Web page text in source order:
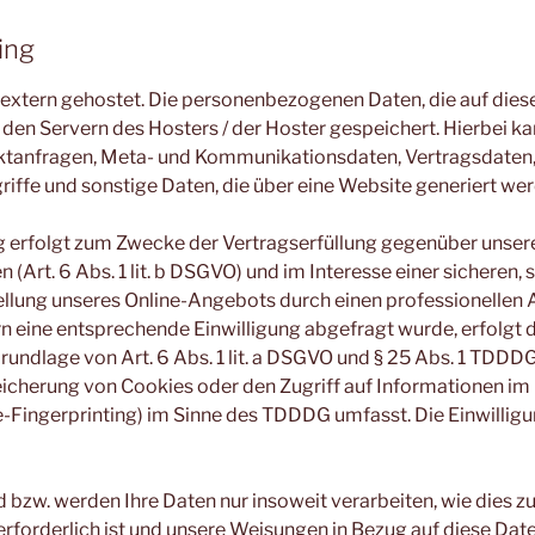
gehostet. Die personenbezogenen Daten, die auf
Servern des Hosters / der Hoster gespeichert. Hierbei
Meta- und Kommunikationsdaten,
und sonstige Daten, die über eine Website generiert
erfolgt zum Zwecke der Vertragserfüllung gegenüber
(Art. 6 Abs. 1 lit. b DSGVO) und im Interesse einer sicheren,
unseres Online-Angebots durch einen professionellen
eine entsprechende Einwilligung abgefragt wurde, erfolgt
von Art. 6 Abs. 1 lit. a DSGVO und § 25 Abs. 1
von Cookies oder den Zugriff auf Informationen im
Fingerprinting) im Sinne des TDDDG umfasst. Die
bzw. werden Ihre Daten nur insoweit verarbeiten, wie dies
ist und unsere Weisungen in Bezug auf diese